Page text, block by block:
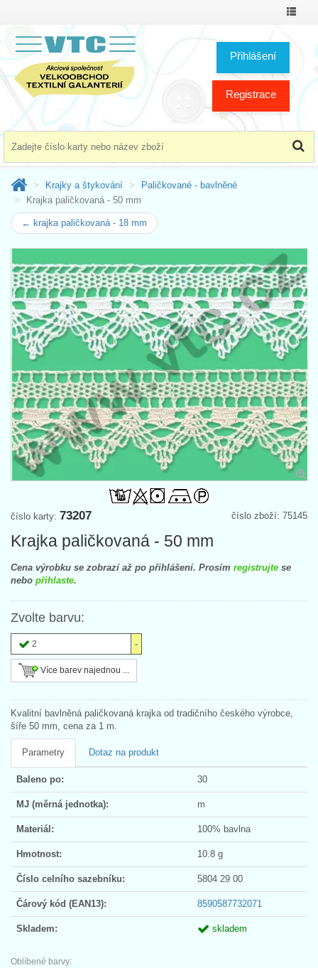
Přihlášení
Registrace
Krajky a štykování
Paličkované - bavlněné
Krajka paličkovaná - 50 mm
← krajka paličkovaná - 18 mm
číslo zboží: 75145
číslo karty: 73207
Krajka paličkovaná - 50 mm
Cena výrobku se zobrazí až po přihlášení. Prosím registrujte se
nebo přihlaste.
Zvolte barvu:
2
Více barev najednou ...
Kvalitní bavlněná paličkovaná krajka od tradičního českého výrobce,
šíře 50 mm, cena za 1 m.
Parametry Dotaz na produkt
Baleno po: 30
MJ (měrná jednotka): m
Materiál: 100% bavlna
Hmotnost: 10.8 g
Číslo celního sazebníku: 5804 29 00
Čárový kód (EAN13): 8590587732071
Skladem: skladem
Oblíbené barvy: